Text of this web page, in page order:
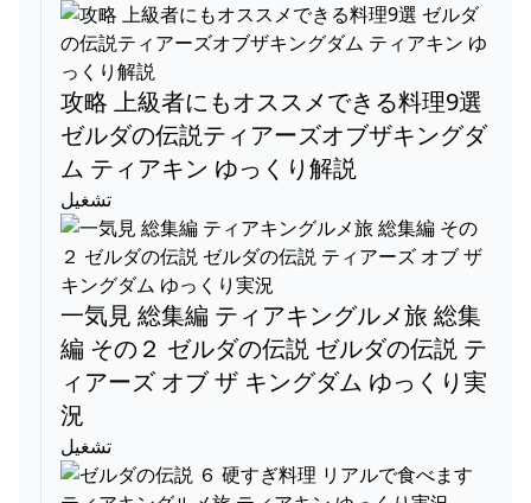
攻略 上級者にもオススメできる料理9選
ゼルダの伝説ティアーズオブザキングダ
ム ティアキン ゆっくり解説
تشغيل
一気見 総集編 ティアキングルメ旅 総集
編 その２ ゼルダの伝説 ゼルダの伝説 テ
ィアーズ オブ ザ キングダム ゆっくり実
況
تشغيل